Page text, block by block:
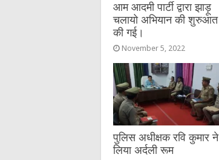
आम आदमी पार्टी द्वारा झाड़ू
चलायो अभियान की शुरुआत
की गई।
November 5, 2022
पुलिस अधीक्षक रवि कुमार ने
लिया अर्दली रूम